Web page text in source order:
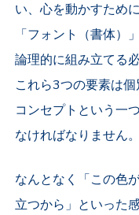
い、心を動かすため
「フォント（書体）
論理的に組み立てる
これら3つの要素は
コンセプトという一
なければなりません。
なんとなく「この色
立つから」といった